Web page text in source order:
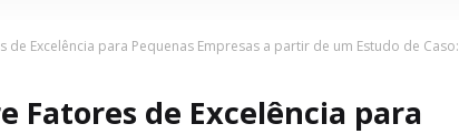
de Excelência para Pequenas Empresas a partir de um Estudo de Caso:
Fatores de Excelência para